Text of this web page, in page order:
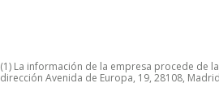
(1) La información de la empresa procede de
dirección Avenida de Europa, 19, 28108,